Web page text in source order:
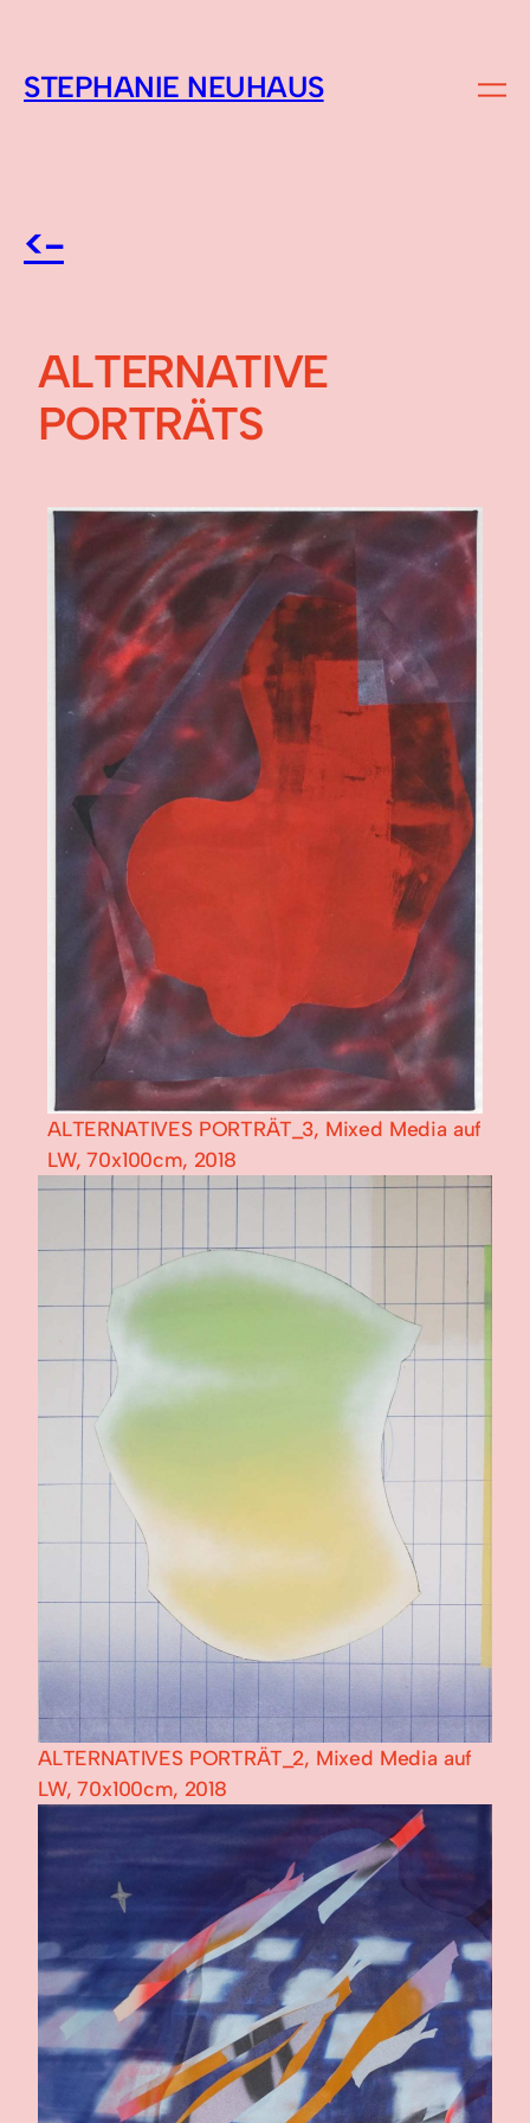
STEPHANIE NEUHAUS
<-
ALTERNATIVE
PORTRÄTS
ALTERNATIVES PORTRÄT_3, Mixed Media auf
LW, 70x100cm, 2018
ALTERNATIVES PORTRÄT_2, Mixed Media auf
LW, 70x100cm, 2018